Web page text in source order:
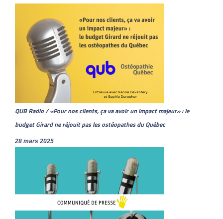
QUB Radio / «Pour nos clients, ça va avoir un impact majeur» : le
budget Girard ne réjouit pas les ostéopathes du Québec
28 mars 2025